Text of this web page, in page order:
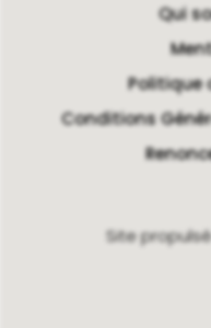
Qui
Politique
Conditions
Site